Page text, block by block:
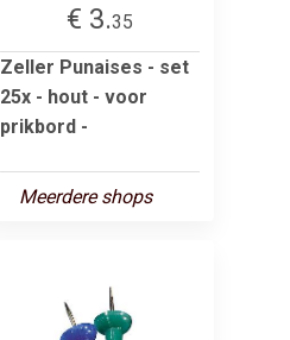
€ 3.35
Zeller Punaises - set
25x - hout - voor
prikbord -
Meerdere shops